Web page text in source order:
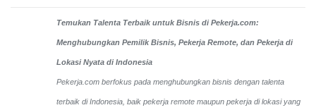
Temukan Talenta Terbaik untuk Bisnis di Pekerja.com:
Menghubungkan Pemilik Bisnis, Pekerja Remote, dan Pekerja di
Lokasi Nyata di Indonesia
Pekerja.com berfokus pada menghubungkan bisnis dengan talenta
terbaik di Indonesia, baik pekerja remote maupun pekerja di lokasi yang